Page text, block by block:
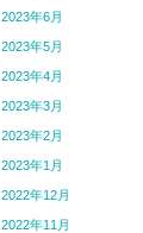
2023年6月
2023年5月
2023年4月
2023年3月
2023年2月
2023年1月
2022年12月
2022年11月